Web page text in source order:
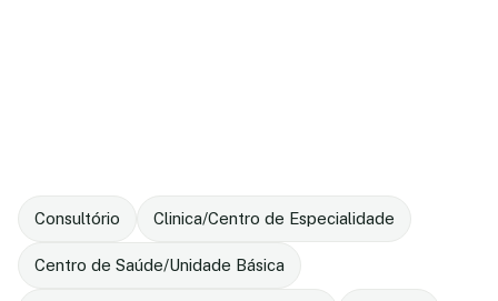
Consultório Clinica/Centro de Especialidade
Centro de Saúde/Unidade Básica